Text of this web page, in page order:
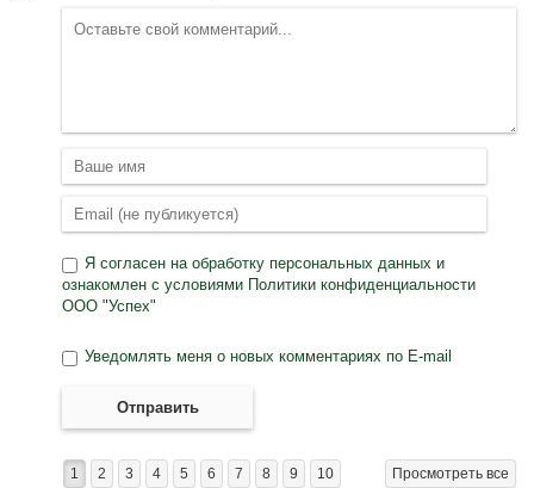
Я согласен наобработку персональных данных и
ознакомлен с условиями Политики конфиденциальности
ООО "Успех"
Уведомлять меня о новых комментариях по E-mail
Отправить
Просмотреть все
1 2 3 4 5 6 7 8 9 10